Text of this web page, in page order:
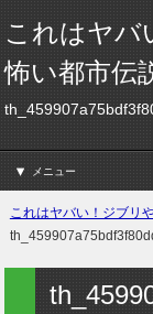
これはヤバ
怖い都市伝
メニュー
これはヤバい！ジブリ